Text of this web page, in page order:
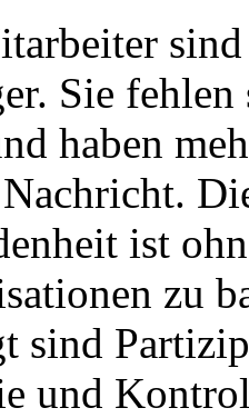
Sie
haben
ist
zu
sind
und